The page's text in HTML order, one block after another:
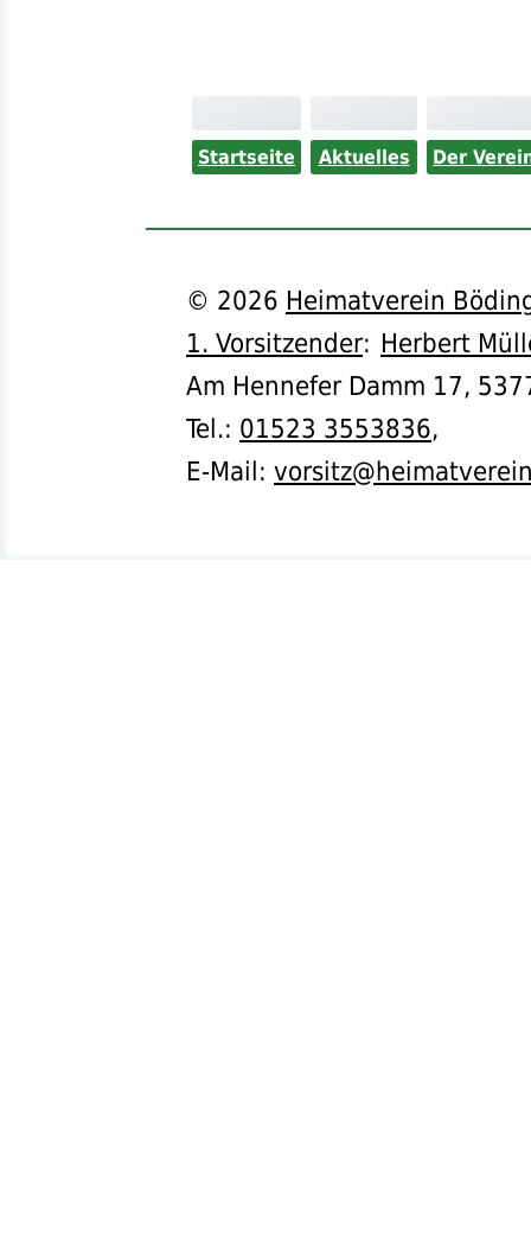
Startseite Aktuelles Der
© 2026 Heimatverein
1. Vorsitzender: Herbert
Am Hennefer Damm 17,
Tel.: 01523 3553836,
E-Mail: